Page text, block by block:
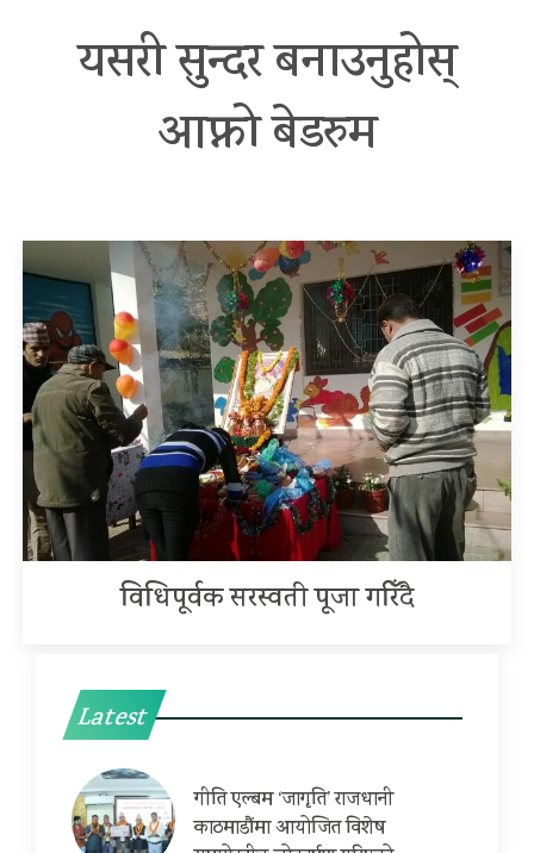
यसरी सुन्दर बनाउनुहोस्
आफ्नो बेडरुम
विधिपूर्वक सरस्वती पूजा गरिँदै
Latest
गीति एल्बम ‘जागृति’ राजधानी
काठमाडौंमा आयोजित विशेष